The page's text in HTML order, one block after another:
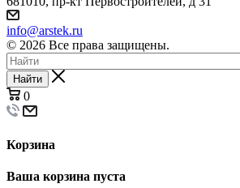
info@arstek.ru
© 2026 Все права защищены.
Найти
0
Корзина
Ваша корзина пуста